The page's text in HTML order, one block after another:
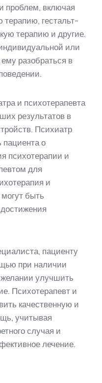
проблем, включая
терапию, гестальт-
терапию и другие.
или
разобраться в
и психотерапевта
результатов в
Психиатр
пациента о
психотерапии и
для
и
быть
пациенту
при наличии
улучшить
Психотерапевт и
качественную и
учитывая
случая и
лечение.